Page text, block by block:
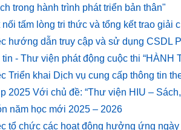
trong hành trình phát triển bản thân"
tấm lòng tri thức và tổng kết trao giải
hướng dẫn truy cập và sử dụng CSDL
- Thư viện phát động cuộc thi
Triển khai Dịch vụ cung cấp thông tin
2025 Với chủ đề: “Thư viện HIU –
năm học mới 2025 – 2026
tổ chức các hoạt động hưởng ứng